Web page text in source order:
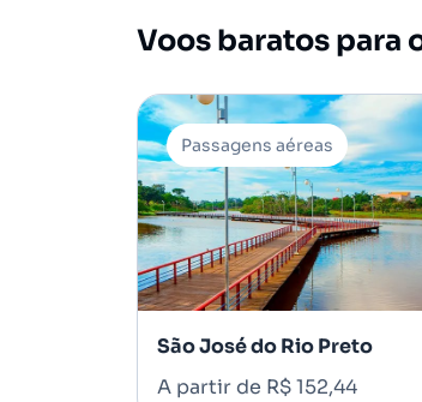
Voos baratos para
Passagens aéreas
São José do Rio Preto
A partir de R$ 152,44